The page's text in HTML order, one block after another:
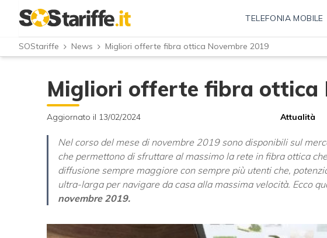
TELEFONIA MOBILE
SOStariffe News Migliori offerte fibra ottica Novembre 2019
Migliori offerte fibra ottica
Aggiornato il 13/02/2024 Attualità
Nel corso del mese di novembre 2019 sono disponibili sul
che permettono di sfruttare al massimo la rete in fibra ottica
diffusione sempre maggiore con sempre più utenti che,
ultra-larga per navigare da casa alla massima velocità. Ecco
novembre 2019.